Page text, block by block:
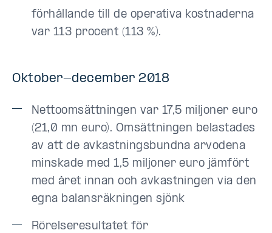
förhållande till de operativa kostnaderna
var 113 procent (113 %).
Oktober-december 2018
Nettoomsättningen var 17,5 miljoner euro
(21,0 mn euro). Omsättningen belastades
av att de avkastningsbundna arvodena
minskade med 1,5 miljoner euro jämfört
med året innan och avkastningen via den
egna balansräkningen sjönk
Rörelseresultatet för